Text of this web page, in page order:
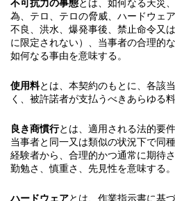
不可抗力の事態とは、如何なる天災
為、テロ、テロの脅威、ハードウェ
不良、洪水、爆発事後、禁止命令又
に限定されない）、当事者の合理的
如何なる事由を意味する。
使用料とは、本契約のもとに、各該
く、被許諾者が支払うべきあらゆる
良き商慣行とは、適用される法的要
当事者と同一又は類似の状況下で同
経験者から、合理的かつ通常に期待
勤勉さ、慎重さ、先見性を意味する。
ハードウェアとは、作業指示書に基